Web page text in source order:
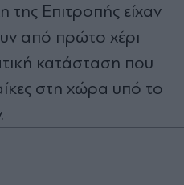
της Επιτροπής είχαν
από πρώτο χέρι
κατάσταση που
στη χώρα υπό το